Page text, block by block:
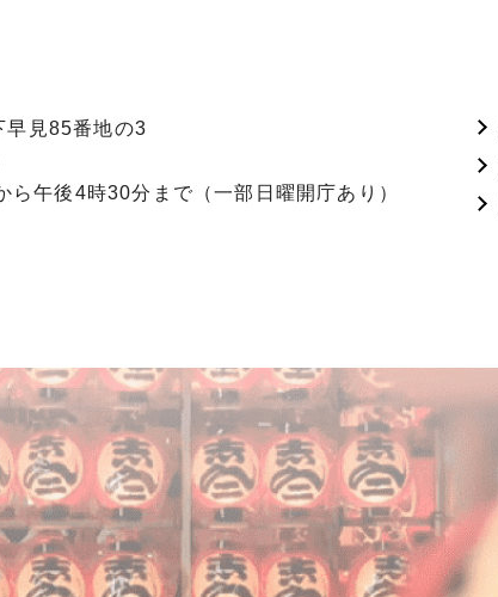
見85番地の3
ら午後4時30分まで（一部日曜開庁あり）